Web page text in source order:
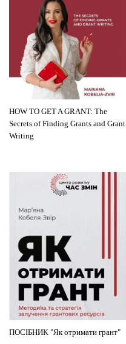
HOW TO GET A GRANT: The
Secrets of Finding Grants and Grant
Writing
ПОСІБНИК "Як отримати грант"